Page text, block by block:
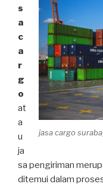
jasa cargo
s
a
c
a
r
g
o
at
a
u
ja
sa pengiriman
ditemui dalam